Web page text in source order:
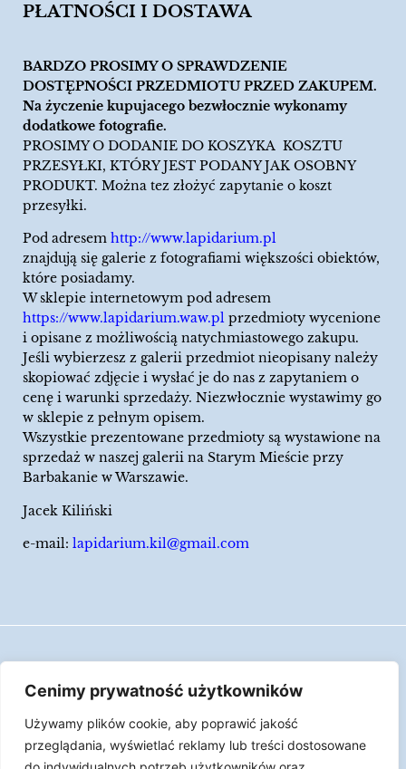
Cenimy prywatność użytkowników
Używamy plików cookie, aby poprawić jakość
przeglądania, wyświetlać reklamy lub treści dostosowane
PŁATNOŚCI I DOSTAWA
BARDZO PROSIMY O SPRAWDZENIE
DOSTĘPNOŚCI PRZEDMIOTU PRZED ZAKUPEM.
Na życzenie kupujacego bezwłocznie wykonamy
dodatkowe fotografie.
PROSIMY O DODANIE DO KOSZYKA KOSZTU
PRZESYŁKI, KTÓRY JEST PODANY JAK OSOBNY
PRODUKT. Można tez złożyć zapytanie o koszt
przesyłki.
Pod adresem http://www.lapidarium.pl
znajdują się galerie z fotografiami większości obiektów,
które posiadamy.
W sklepie internetowym pod adresem
https://www.lapidarium.waw.pl przedmioty wycenione
i opisane z możliwością natychmiastowego zakupu.
Jeśli wybierzesz z galerii przedmiot nieopisany należy
skopiować zdjęcie i wysłać je do nas z zapytaniem o
cenę i warunki sprzedaży. Niezwłocznie wystawimy go
w sklepie z pełnym opisem.
Wszystkie prezentowane przedmioty są wystawione na
sprzedaż w naszej galerii na Starym Mieście przy
Barbakanie w Warszawie.
Jacek Kiliński
e-mail: lapidarium.kil@gmail.com
Polityka Cookies
LAPIDARIUM Jacka Kilińskiego | Człowiek jest
epizodem w życiu przedmiotów.